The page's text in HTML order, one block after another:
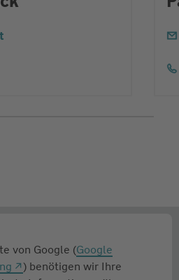
von Google (Google
) benötigen wir Ihre